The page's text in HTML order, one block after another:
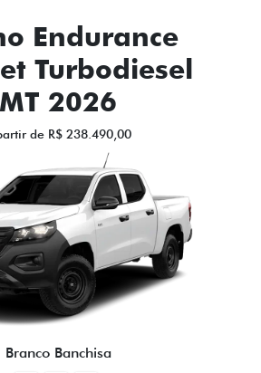
Endurance
Turbodiesel
MT 2026
de R$ 238.490,00
Branco Banchisa